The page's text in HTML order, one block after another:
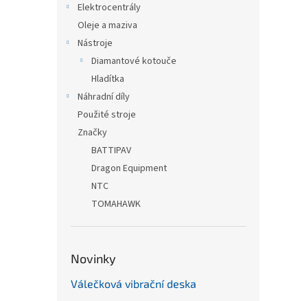
Elektrocentrály
Oleje a maziva
Nástroje
Diamantové kotouče
Hladítka
Náhradní díly
Použité stroje
Značky
BATTIPAV
Dragon Equipment
NTC
TOMAHAWK
Novinky
Válečková vibrační deska